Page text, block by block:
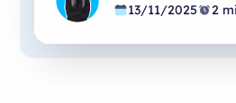
13/11/2025
2